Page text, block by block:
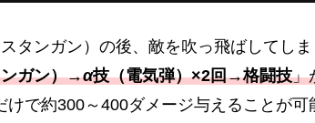
スタンガン）の後、敵を吹っ飛ばしてし
ガン）→α技（電気弾）×2回→格闘技」
けで約300～400ダメージ与えることが